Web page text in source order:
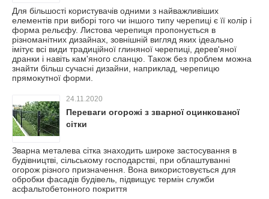
Для більшості користувачів одними з найважливіших
елементів при виборі того чи іншого типу черепиці є її колір і
форма рельєфу. Листова черепиця пропонується в
різноманітних дизайнах, зовнішній вигляд яких ідеально
імітує всі види традиційної глиняної черепиці, дерев'яної
дранки і навіть кам'яного сланцю. Також без проблем можна
знайти більш сучасні дизайни, наприклад, черепицю
прямокутної форми.
24.11.2020
Переваги огорожі з зварної оцинкованої
сітки
Зварна металева сітка знаходить широке застосування в
будівництві, сільському господарстві, при облаштуванні
огорож різного призначення. Вона використовується для
обробки фасадів будівель, підвищує термін служби
асфальтобетонного покриття